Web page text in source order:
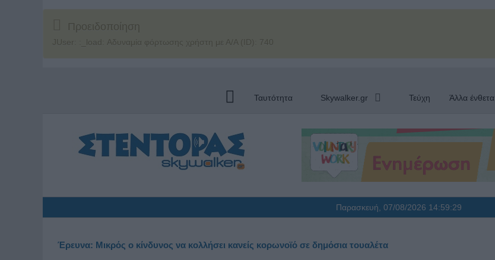
Προειδοποίηση
JUser: :_load: Αδυναμία φόρτωσης χρήστη με Α/Α (ID): 740
Ταυτότητα Skywalker.gr Τεύχη Άλλα ένθετα
Παρασκευή, 07/08/2026 14:59:30
Έρευνα: Μικρός ο κίνδυνος να κολλήσει κανείς κορωνοϊό σε δημόσια τουαλέτα